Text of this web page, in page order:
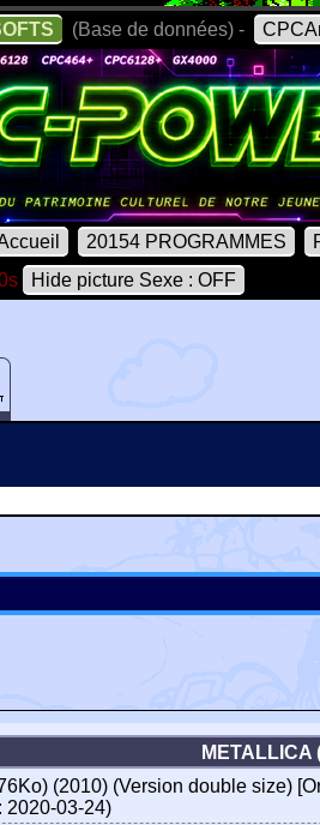
(Base de données) -
20154 PROGRAMMES
Hide picture Sexe : OFF
(2010) (Version double size)
2020-03-24)